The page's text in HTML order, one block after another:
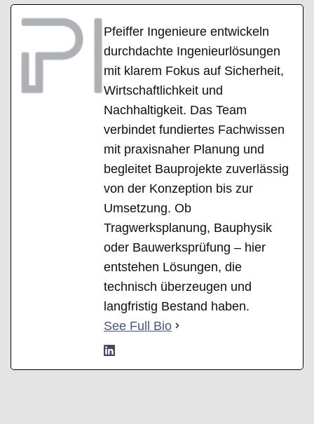
Pfeiffer Ingenieure entwickeln
durchdachte Ingenieurlösungen
mit klarem Fokus auf Sicherheit,
Wirtschaftlichkeit und
Nachhaltigkeit. Das Team
verbindet fundiertes Fachwissen
mit praxisnaher Planung und
begleitet Bauprojekte zuverlässig
von der Konzeption bis zur
Umsetzung. Ob
Tragwerksplanung, Bauphysik
oder Bauwerksprüfung – hier
entstehen Lösungen, die
technisch überzeugen und
langfristig Bestand haben.
See Full Bio